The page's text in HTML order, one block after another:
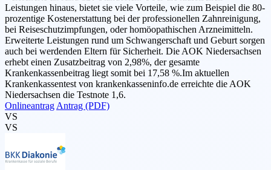
Leistungen hinaus, bietet sie viele Vorteile, wie zum Beispiel die 80-
prozentige Kostenerstattung bei der professionellen Zahnreinigung,
bei Reiseschutzimpfungen, oder homöopathischen Arzneimitteln.
Erweiterte Leistungen rund um Schwangerschaft und Geburt sorgen
auch bei werdenden Eltern für Sicherheit. Die AOK Niedersachsen
erhebt einen Zusatzbeitrag von 2,98%, der gesamte
Krankenkassenbeitrag liegt somit bei 17,58 %.Im aktuellen
Krankenkassentest von krankenkasseninfo.de erreichte die AOK
Niedersachsen die Testnote 1,6.
Onlineantrag Antrag (PDF)
VS
VS